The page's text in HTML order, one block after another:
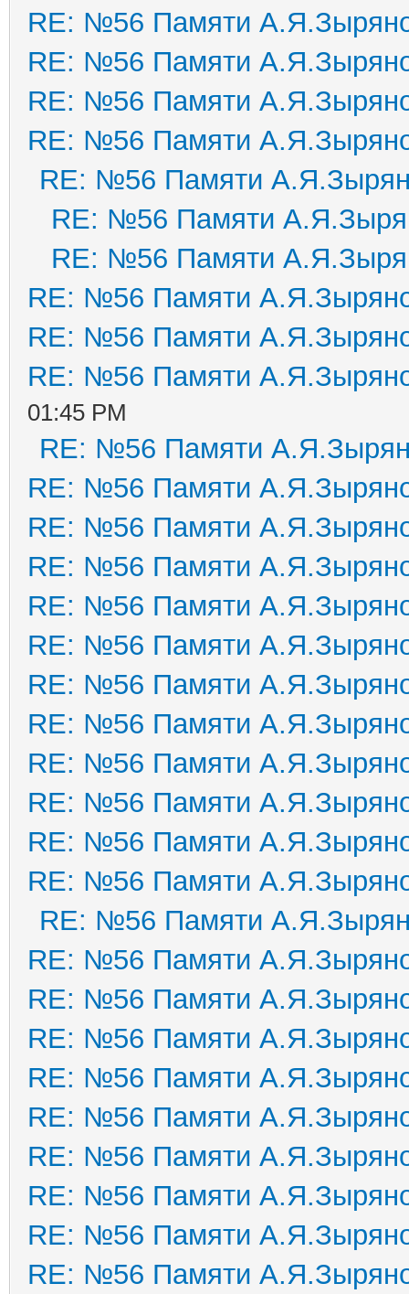
RE: №56 Памяти
RE: №56 Памяти
RE: №56 Памяти
RE: №56 Памяти
RE: №56 Памяти
RE: №56 Памяти
RE: №56 Памяти
RE: №56 Памяти
RE: №56 Памяти
RE: №56 Памяти
01:45 PM
RE: №56 Памяти
RE: №56 Памяти
RE: №56 Памяти
RE: №56 Памяти
RE: №56 Памяти
RE: №56 Памяти
RE: №56 Памяти
RE: №56 Памяти
RE: №56 Памяти
RE: №56 Памяти
RE: №56 Памяти
RE: №56 Памяти
RE: №56 Памяти
RE: №56 Памяти
RE: №56 Памяти
RE: №56 Памяти
RE: №56 Памяти
RE: №56 Памяти
RE: №56 Памяти
RE: №56 Памяти
RE: №56 Памяти
RE: №56 Памяти